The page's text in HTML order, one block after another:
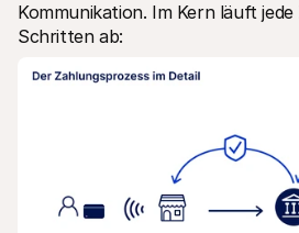
Kommunikation. Im Kern läuft
Schritten ab: